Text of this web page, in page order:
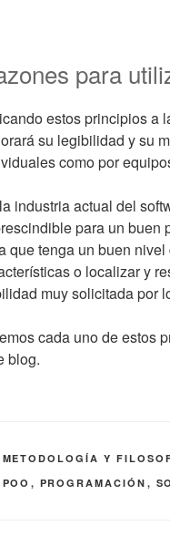
para
estos principios a
su legibilidad y su
como por
industria actual del
para un buen
que tenga un buen
o localizar y
muy solicitada por
cada uno de estos
blog.
CATEGORÍAS
METODOLOGÍA Y
ETIQUETAS
POO , PROGRAMACIÓN ,